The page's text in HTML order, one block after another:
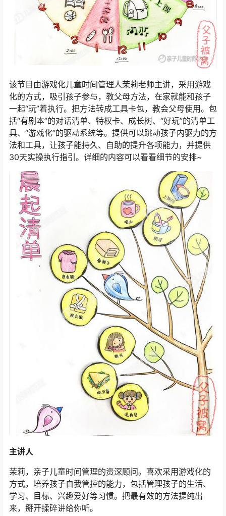
该节目由游戏化儿童时间管理人茉莉老师主讲，采用游戏
化的方式，吸引孩子参与，教父母方法，在家就能和孩子
一起“玩”着执行。把方法转成工具卡包，教会父母使用。包
括“有剧本”的对话清单、特权卡、成长树、“好玩”的清单工
具、“游戏化”的驱动系统等。提供可以跳动孩子内驱力的方
法和工具，让孩子能持久、自助的提升各项能力，并提供
30天实操执行指引。详细的内容可以看看细节的安排~
主讲人
茉莉，亲子儿童时间管理的资深顾问。喜欢采用游戏化的
方式，培养孩子自我管控的能力，包括管理孩子的生活、
学习、目标、兴趣爱好等习惯。把最有效的方法提纯出
来，掰开揉碎讲给你听。